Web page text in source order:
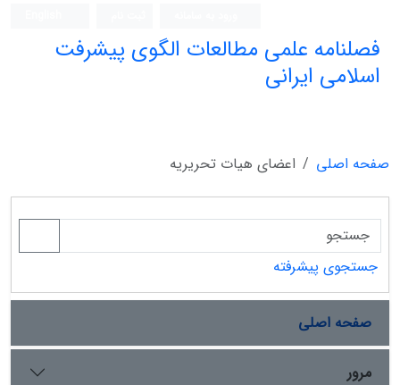
فصلنامه علمی مطالعات الگوی پیشرفت
اسلامی ایرانی
صفحه اصلی اعضای هیات تحریریه
جستجوی پیشرفته
صفحه اصلی
مرور